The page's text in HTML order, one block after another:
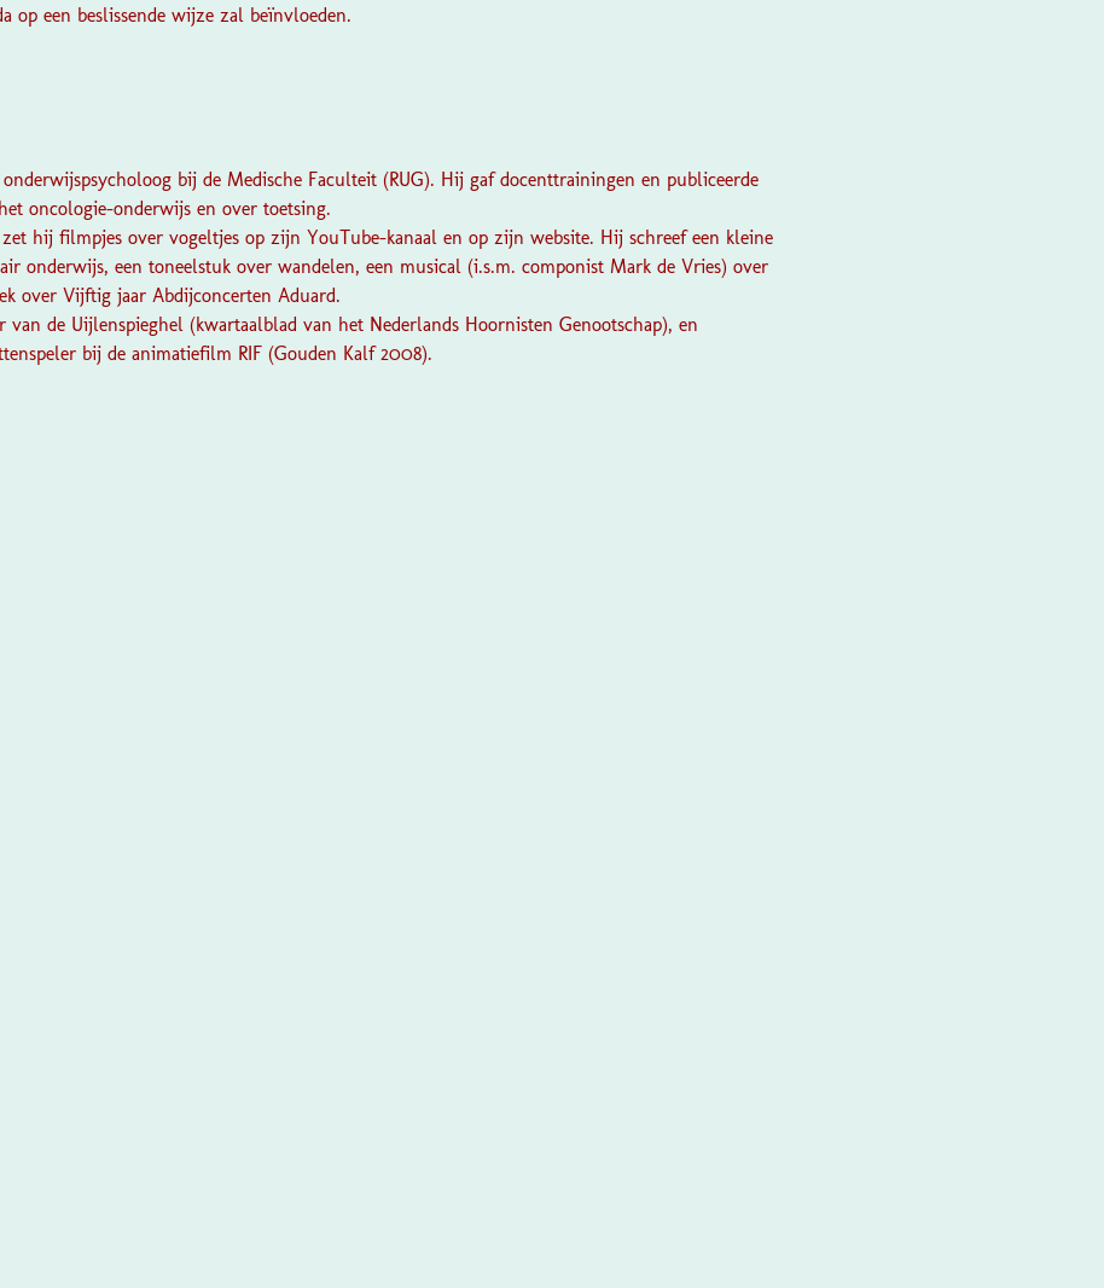
op een beslissende wijze zal beïnvloeden.
bij de Medische Faculteit (RUG). Hij gaf docenttrainingen en publiceerde
oncologie-onderwijs en over toetsing.
hij filmpjes over vogeltjes op zijn YouTube-kanaal en op zijn website. Hij schreef een kleine
onderwijs, een toneelstuk over wandelen, een musical (i.s.m. componist Mark de Vries) over
over Vijftig jaar Abdijconcerten Aduard.
van de Uijlenspieghel (kwartaalblad van het Nederlands Hoornisten Genootschap), en
bij de animatiefilm RIF (Gouden Kalf 2008).